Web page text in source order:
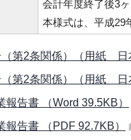
会計年度終了後3
本様式は、平成29
第2条関係）（用紙 日
第2条関係）（用紙 日
告書 （Word 39.5KB）
告書 （PDF 92.7KB）